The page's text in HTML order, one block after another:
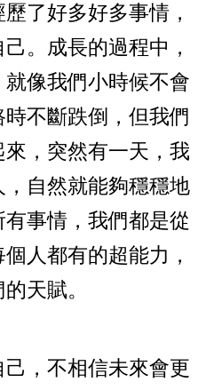
了好多好多事情，
。成長的過程中，
像我們小時候不會
不斷跌倒，但我們
，突然有一天，我
自然就能夠穩穩地
事情，我們都是從
人都有的超能力，
天賦。
，不相信未來會更